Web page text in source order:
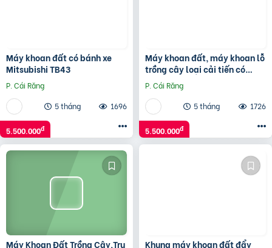
Máy khoan đất có bánh xe
Mitsubishi TB43
P. Cái Răng
5 tháng
1696
5.500.000đ
Máy khoan đất, máy khoan lỗ
trồng cây loại cải tiến có
bánh xe đẩy Mitsubishi TB43
P. Cái Răng
5 tháng
1726
5.500.000đ
Máy Khoan Đất Trồng Cây,Trụ Khung máy khoan đất đẩy